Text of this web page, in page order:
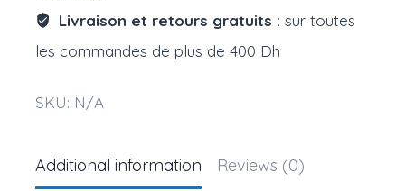
Livraison et retours gratuits :sur toutes
les commandes de plus de 400 Dh
SKU: N/A
Additional information Reviews (0)